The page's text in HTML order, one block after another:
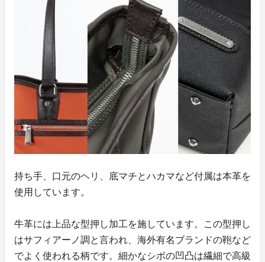
持ち手、口元のヘリ、底マチとハカマなど付属は本革を
使用しています。
牛革には上品な型押し加工を施しています。この型押し
はサフィアーノ調と言われ、海外有名ブランドの鞄など
でよく使われる柄です。細かなシボの凹凸は繊細で高級